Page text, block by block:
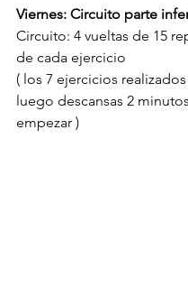
Viernes: Circuito parte
Circuito: 4 vueltas de 15
de cada ejercicio
( los 7 ejercicios
luego descansas 2
empezar )